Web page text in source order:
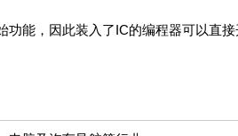
能，因此装入了IC的编程器可以直接